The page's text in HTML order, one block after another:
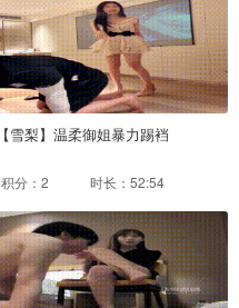
【雪梨】温柔御姐暴力踢裆
积分：2 时长：52:54